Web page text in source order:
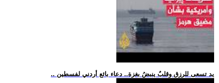
.. يد تسعى للرزق وقلبٌ ينبضُ بغزة.. دعاء بائع أردني لفسطين